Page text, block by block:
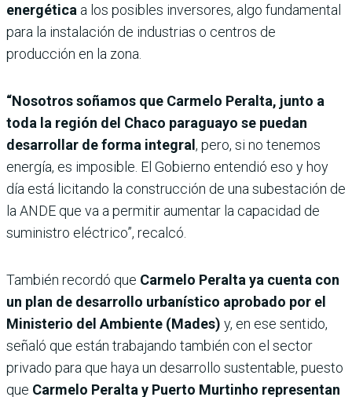
energética a los posibles inversores, algo fundamental
para la instalación de industrias o centros de
producción en la zona.
“Nosotros soñamos que Carmelo Peralta, junto a
toda la región del Chaco paraguayo se puedan
desarrollar de forma integral, pero, si no tenemos
energía, es imposible. El Gobierno entendió eso y hoy
día está licitando la construcción de una subestación de
la ANDE que va a permitir aumentar la capacidad de
suministro eléctrico”, recalcó.
También recordó que Carmelo Peralta ya cuenta con
un plan de desarrollo urbanístico aprobado por el
Ministerio del Ambiente (Mades) y, en ese sentido,
señaló que están trabajando también con el sector
privado para que haya un desarrollo sustentable, puesto
que Carmelo Peralta y Puerto Murtinho representan